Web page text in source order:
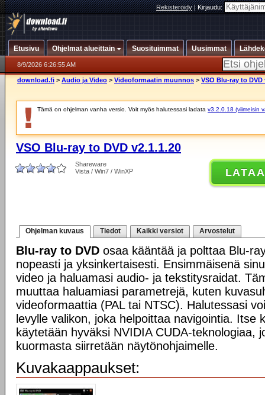
Rekisteröidy|Kirjaudu:
Etusivu Ohjelmat alueittain Suosituimmat Uusimmat
8/9/2026 6:26:55 AM
download.fi > Audio ja Video > Videoformaatin muunnos > VSO Blu-ray to DVD
Tämä on ohjelman vanha versio. Voit myös halutessasi ladata v3.2.0.18 (viimeisin
VSO Blu-ray to DVD v2.1.1.20
Shareware
Vista / Win7 / WinXP
LATAA
Ohjelman kuvaus Tiedot Kaikki versiot Arvostelut
Blu-ray to DVD osaa kääntää ja polttaa Blu-
nopeasti ja yksinkertaisesti. Ensimmäisenä
video ja haluamasi audio- ja tekstitysraidat.
muuttaa haluamiasi parametrejä, kuten
videoformaattia (PAL tai NTSC). Halutessasi
levylle valikon, joka helpoittaa navigointia. Itse
käytetään hyväksi NVIDIA CUDA-teknologiaa,
kuormasta siirretään näytönohjaimelle.
Kuvakaappaukset: